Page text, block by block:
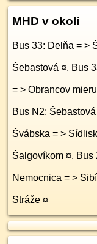
MHD v okolí
Šebastová ¤,
= > Obrancov mieru
Švábska = >
Šalgovíkom ¤,
Stráže ¤